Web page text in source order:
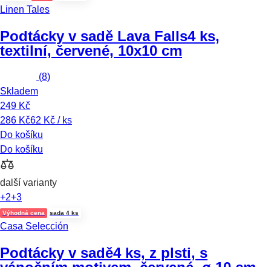
Linen Tales
Podtácky v sadě Lava Falls4 ks,
textilní, červené, 10x10 cm
(8)
Skladem
249 Kč
286 Kč62 Kč / ks
Do košíku
Do košíku
další varianty
+2+3
Výhodná cena sada 4 ks
Casa Selección
Podtácky v sadě4 ks, z plsti, s